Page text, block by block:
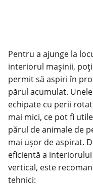
Pentru a ajunge la
interiorul mașinii,
permit să aspiri în
părul acumulat.
echipate cu perii
mai mici, ce pot fi
părul de animale de
mai ușor de aspirat.
eficientă a
vertical, este
tehnici: